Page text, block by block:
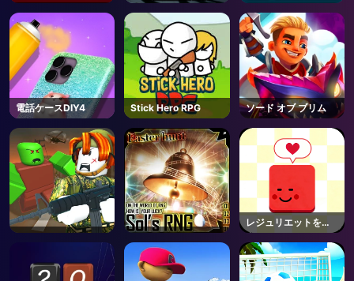
電話ケースDIY4 Stick Hero RPG ソード オブ ブリム
レジュリエットを救
え